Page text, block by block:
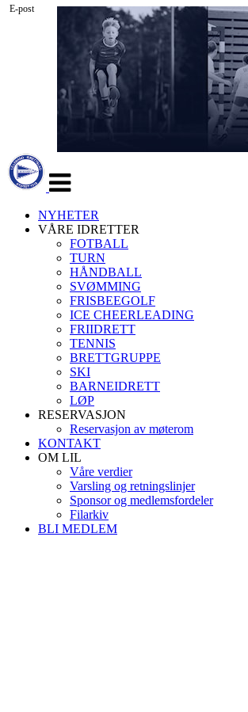
navigasjon
NYHETER
VÅRE IDRETTER
FOTBALL
TURN
HÅNDBALL
SVØMMING
FRISBEEGOLF
ICE CHEERLEADING
FRIIDRETT
TENNIS
BRETTGRUPPE
SKI
BARNEIDRETT
LØP
RESERVASJON
Reservasjon av møterom
KONTAKT
OM LIL
Våre verdier
Varsling og retningslinjer
Sponsor og medlemsfordeler
Filarkiv
BLI MEDLEM
E-post